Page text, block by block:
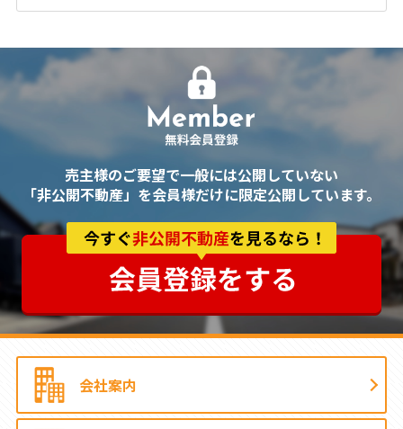
売主様のご要望で一般には公開していない
「非公開不動産」を会員様だけに限定公開しています。
会社案内